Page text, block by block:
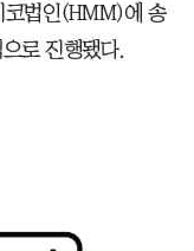
코법인(HMM)에 송
로 진행됐다.